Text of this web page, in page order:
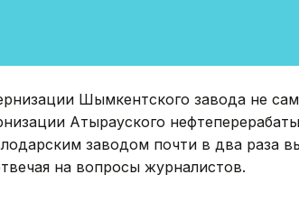
Шымкентского завода не
Атырауского
заводом почти в два раза
на вопросы журналистов.